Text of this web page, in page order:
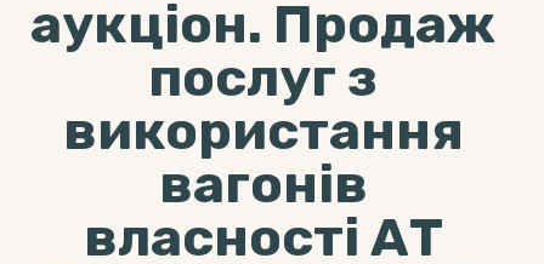
аукціон. Продаж
послуг з
використання
вагонів
власності АТ